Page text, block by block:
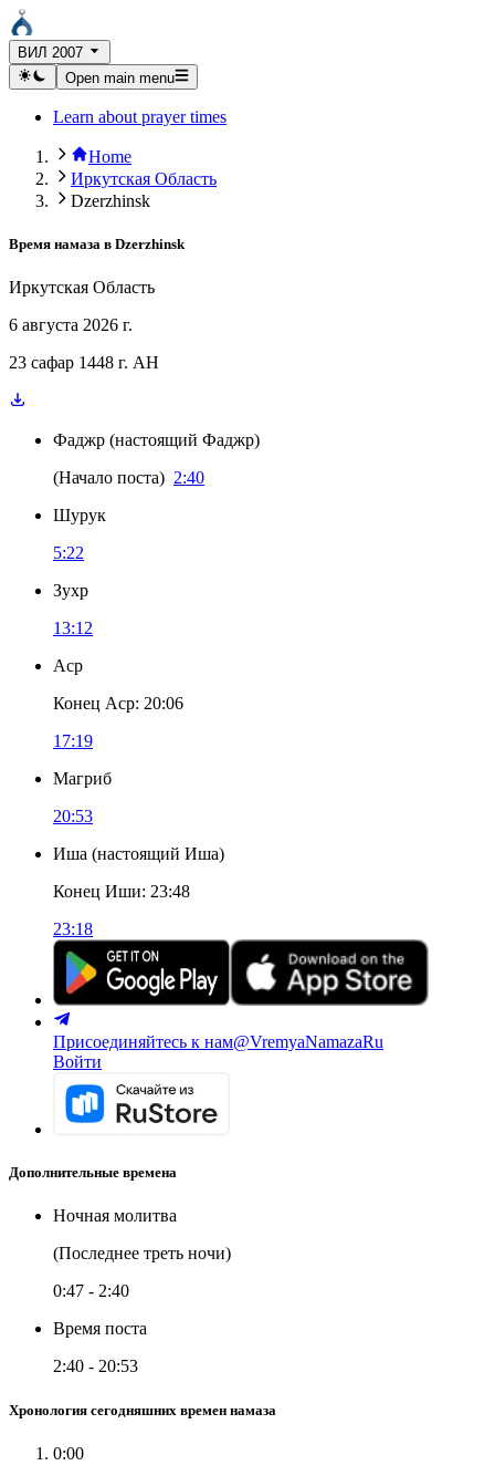
ВИЛ 2007
Open main menu
Learn about prayer times
Home
Иркутская Область
Dzerzhinsk
Время намаза в Dzerzhinsk
Иркутская Область
6 августа 2026 г.
23 сафар 1448 г. AH
Фаджр (настоящий Фаджр)
(Начало поста) 2:40
Шурук
5:22
Зухр
13:12
Аср
Конец Аср: 20:06
17:19
Магриб
20:53
Иша (настоящий Иша)
Конец Иши: 23:48
23:18
Присоединяйтесь к нам@VremyaNamazaRu
Войти
Дополнительные времена
Ночная молитва
(Последнее треть ночи)
0:47 - 2:40
Время поста
2:40 - 20:53
Хронология сегодняшних времен намаза
0:00